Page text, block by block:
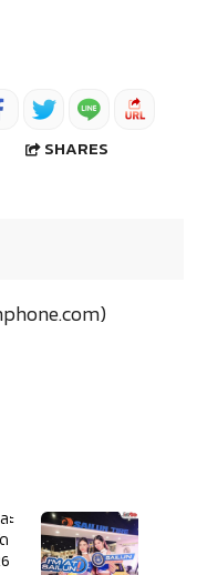
SHARES
ะ